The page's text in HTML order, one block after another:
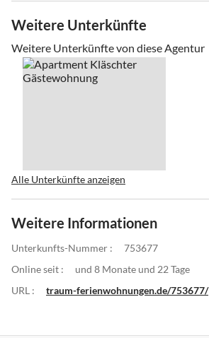
Weitere Unterkünfte
Weitere Unterkünfte von diese Agentur
Alle Unterkünfte anzeigen
Weitere Informationen
Unterkunfts-Nummer :
753677
Online seit :
und 8 Monate und 22 Tage
URL :
traum-ferienwohnungen.de/753677/